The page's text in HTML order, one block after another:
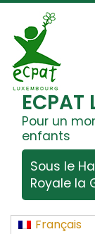
ECPAT
Pour un
enfants
Sous le
Royale la
Français